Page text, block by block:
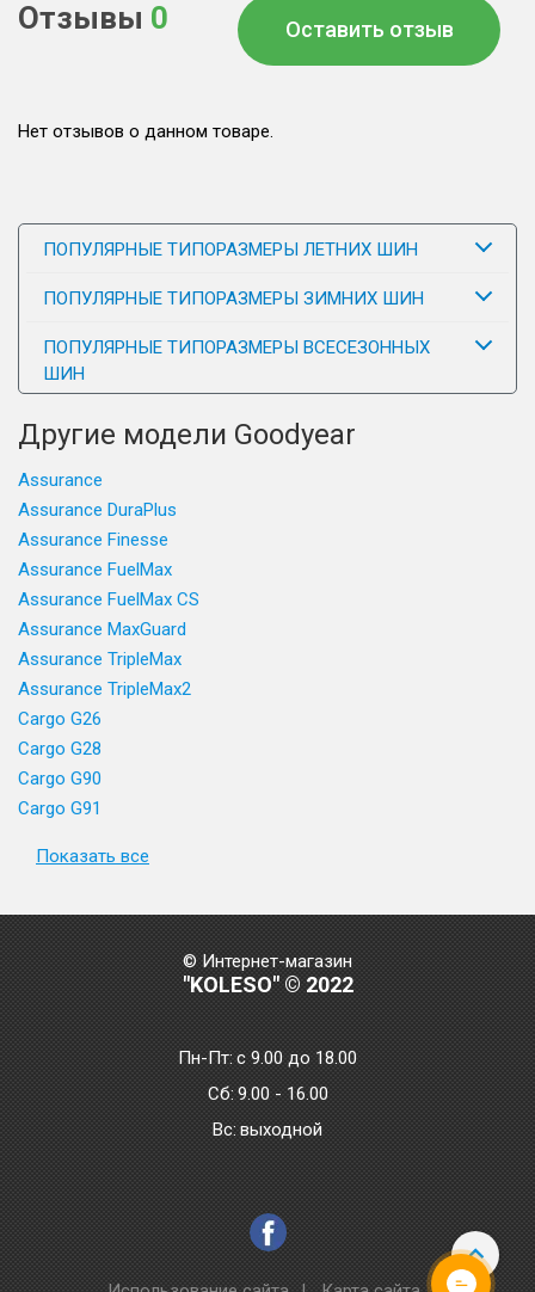
Отзывы 0 Оставить отзыв
Нет отзывов о данном товаре.
ПОПУЛЯРНЫЕ ТИПОРАЗМЕРЫ ЛЕТНИХ ШИН
ПОПУЛЯРНЫЕ ТИПОРАЗМЕРЫ ЗИМНИХ ШИН
ПОПУЛЯРНЫЕ ТИПОРАЗМЕРЫ ВСЕСЕЗОННЫХ
ШИН
Другие модели Goodyear
Assurance
Assurance DuraPlus
Assurance Finesse
Assurance FuelMax
Assurance FuelMax CS
Assurance MaxGuard
Assurance TripleMax
Assurance TripleMax2
Cargo G26
Cargo G28
Cargo G90
Cargo G91
Показать все
© Интернет-магазин
"KOLESO" © 2022
Пн-Пт:с 9.00 до 18.00
Сб: 9.00 - 16.00
Bc: выходной